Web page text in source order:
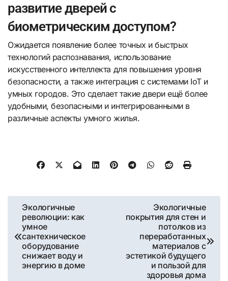
развитие дверей с
биометрическим доступом?
Ожидается появление более точных и быстрых
технологий распознавания, использование
искусственного интеллекта для повышения уровня
безопасности, а также интеграция с системами IoT и
умных городов. Это сделает такие двери ещё более
удобными, безопасными и интегрированными в
различные аспекты умного жилья.
Навигация
записям
Экологичные
революции: как
умное
сантехническое
оборудование
снижает воду и
энергию в доме
Экологичные
покрытия для стен и
потолков из
переработанных
материалов с
эстетикой будущего
и пользой для
здоровья дома